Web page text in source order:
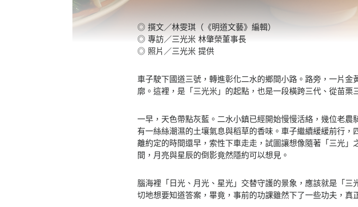
◎ 撰文／林雯琪（《明道文藝》編輯）
◎ 專訪／三光米 林肇榮董事長
◎ 照片／三光米 提供
車子駛下國道三號，轉進彰化二水的鄉間小路。路旁，一片
廓。這裡，是「三光米」的起點，也是一段橫跨三代、從苗栗
一早，天色帶點灰藍。二水小鎮已經開始慢慢活絡，幾位老
有一絲絲潮濕的土壤氣息與稻草的香味。車子繼續緩緩前行，
離約定的時間還早，索性下車走走，試圖讓想像隨著「三光
間，月亮與星辰的倒影竟然隱約可以想見。
腦海裡「日光、月光、星光」交替守護的景象，應該就是「
切地想要知道答案，畢竟，事前的功課雖然下了一些功夫，真